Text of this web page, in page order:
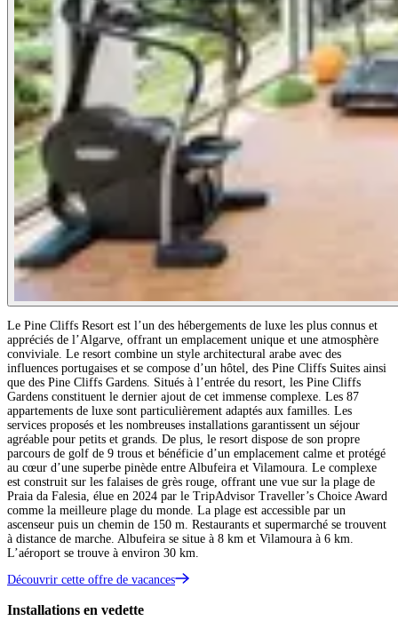
Le Pine Cliffs Resort est l’un des hébergements de luxe les plus connus et
appréciés de l’Algarve, offrant un emplacement unique et une atmosphère
conviviale. Le resort combine un style architectural arabe avec des
influences portugaises et se compose d’un hôtel, des Pine Cliffs Suites ainsi
que des Pine Cliffs Gardens. Situés à l’entrée du resort, les Pine Cliffs
Gardens constituent le dernier ajout de cet immense complexe. Les 87
appartements de luxe sont particulièrement adaptés aux familles. Les
services proposés et les nombreuses installations garantissent un séjour
agréable pour petits et grands. De plus, le resort dispose de son propre
parcours de golf de 9 trous et bénéficie d’un emplacement calme et protégé
au cœur d’une superbe pinède entre Albufeira et Vilamoura. Le complexe
est construit sur les falaises de grès rouge, offrant une vue sur la plage de
Praia da Falesia, élue en 2024 par le TripAdvisor Traveller’s Choice Award
comme la meilleure plage du monde. La plage est accessible par un
ascenseur puis un chemin de 150 m. Restaurants et supermarché se trouvent
à distance de marche. Albufeira se situe à 8 km et Vilamoura à 6 km.
L’aéroport se trouve à environ 30 km.
Découvrir cette offre de vacances
Installations en vedette